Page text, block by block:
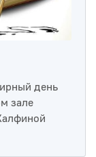
день
зале